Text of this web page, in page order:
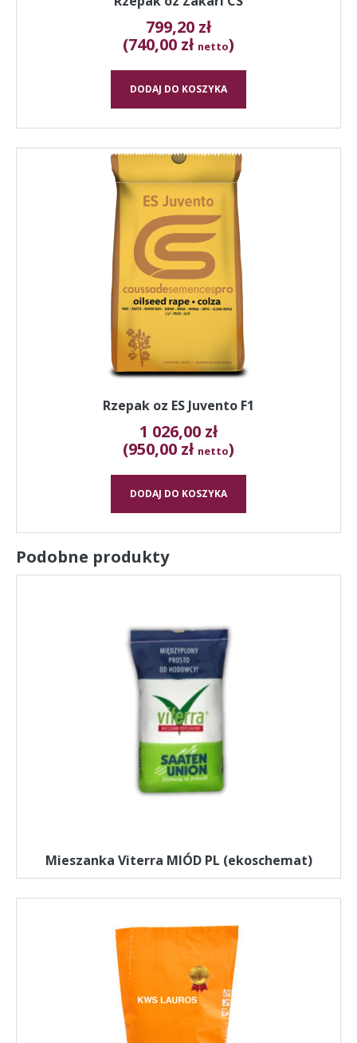
799,20 zł
(740,00 zł netto)
DODAJ DO KOSZYKA
Rzepak oz ES Juvento F1
1 026,00 zł
(950,00 zł netto)
DODAJ DO KOSZYKA
Podobne produkty
Mieszanka Viterra MIÓD PL (ekoschemat)